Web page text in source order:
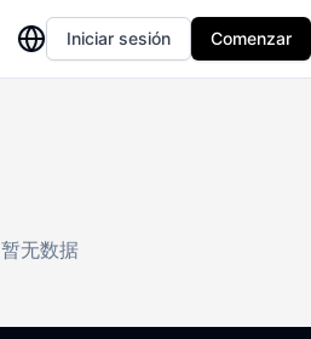
Iniciar sesión Comenzar
暂无数据